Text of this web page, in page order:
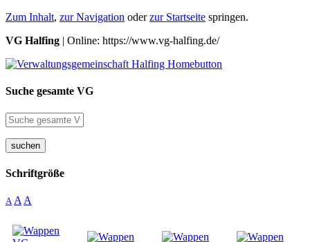
Zum Inhalt, zur Navigation oderzur Startseite springen.
VG Halfing | Online: https://www.vg-halfing.de/
Suche gesamte VG
suchen
Schriftgröße
A A A